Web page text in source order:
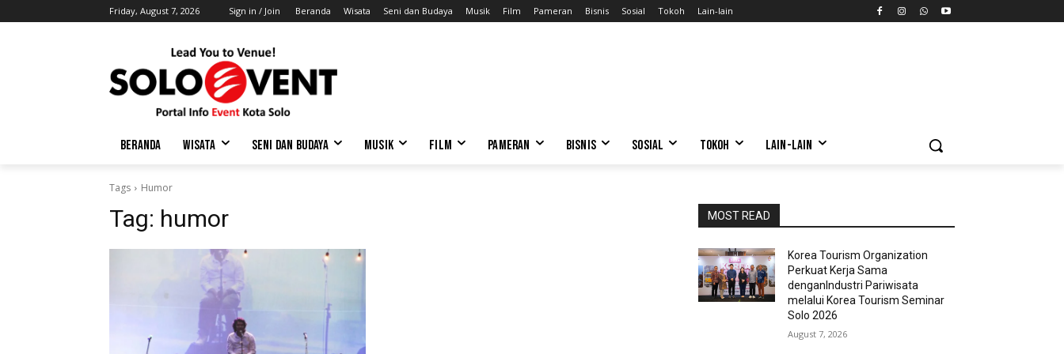
Friday, August 7, 2026 Sign in / Join Beranda Wisata Seni dan Budaya Musik Film Pameran Bisnis Sosial Tokoh Lain-lain
BERANDA WISATA SENI DAN BUDAYA MUSIK FILM PAMERAN BISNIS SOSIAL TOKOH LAIN-LAIN
Tags Humor
Tag: humor MOST READ
Korea Tourism Organization
Perkuat Kerja Sama
denganIndustri Pariwisata
melalui Korea Tourism Seminar
Solo 2026
August 7, 2026